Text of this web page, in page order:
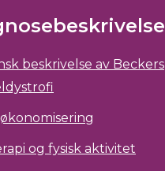
beskrivelse av Beckers
og fysisk aktivitet